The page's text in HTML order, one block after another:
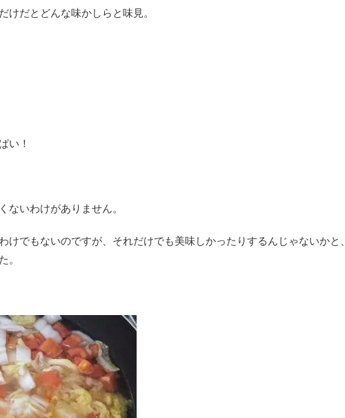
けだとどんな味かしらと味見。
い！
ないわけがありません。
けでもないのですが、それだけでも美味しかったりするんじゃないかと、
。